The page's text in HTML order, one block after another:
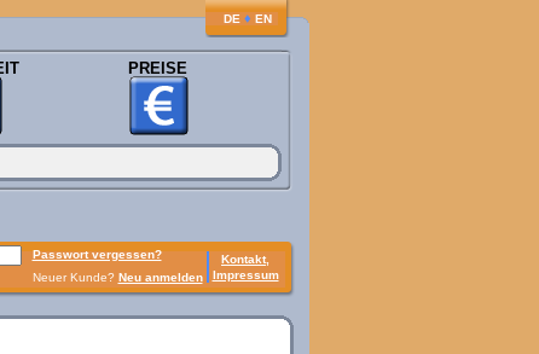
DE ♦ EN
PREISE
Passwort vergessen?
Kontakt,
Impressum
Neuer Kunde? Neu anmelden